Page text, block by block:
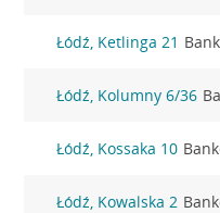
Łódź, Ketlinga 21
Łódź, Kolumny 6/36
Łódź, Kossaka 10
Łódź, Kowalska 2